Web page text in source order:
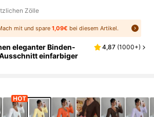
Zölle
mit und spare 1,09€ bei diesem Artikel.
eleganter Binden-
einfarbiger
4,87 (1000+)